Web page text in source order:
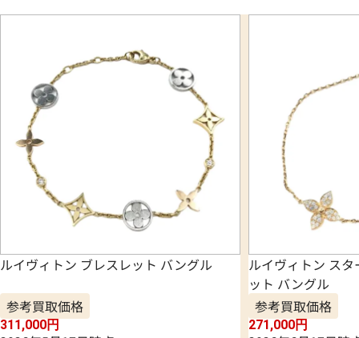
ルイヴィトン ブレスレット バングル
参考買取価格
311,000円
ルイヴィトン ス
ット バングル
参考買取価格
271,000円